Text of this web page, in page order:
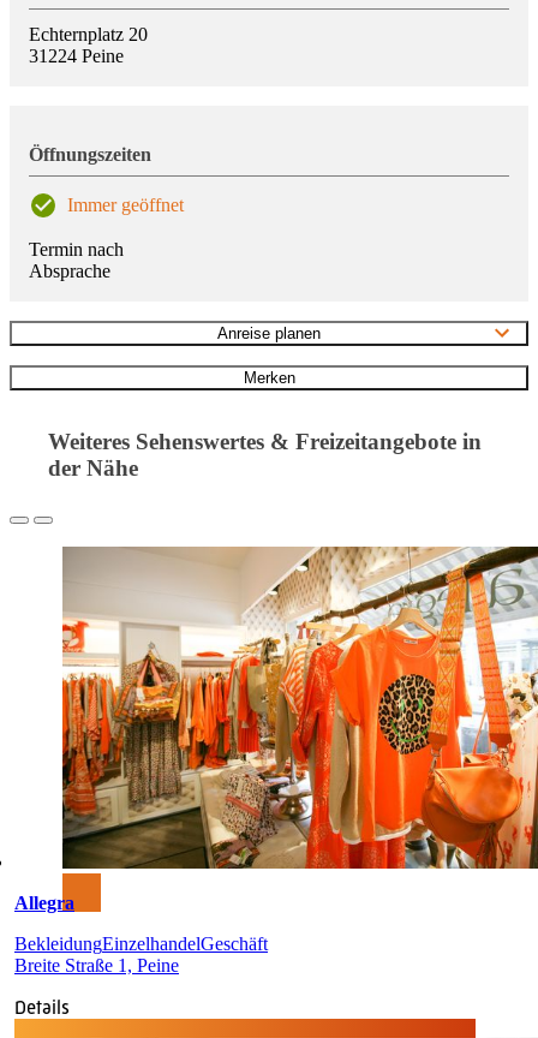
Echternplatz 20
31224 Peine
Öffnungszeiten
Immer geöffnet
Termin nach
Absprache
Anreise planen
Merken
Weiteres Sehenswertes & Freizeitangebote in
der Nähe
Allegra
BekleidungEinzelhandelGeschäft
Breite Straße 1, Peine
Details